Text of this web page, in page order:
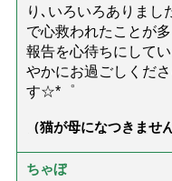
り､いろいろありまし
で心救われたことが
報告を心待ちにして
やかにお過ごしくだ
す☆*゜
（猫が母になつきま
ちゃぼ